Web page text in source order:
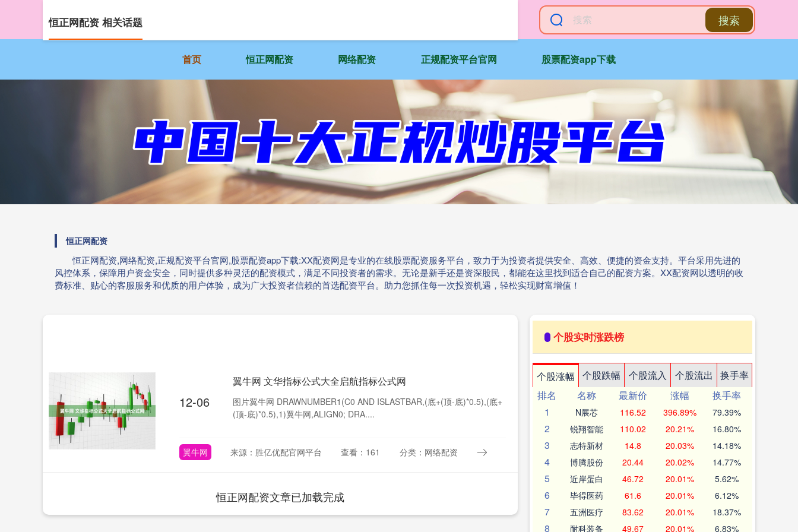
搜索
首页 恒正网配资 网络配资 正规配资平台官网 股票配资app下载
恒正网配资
恒正网配资,网络配资,正规配资平台官网,股票配资app下载:XX配资网是专业的在线股票配资服务平台，致力于为投资者提供安全、高效、便捷的资金支持。平台采用先进的
风控体系，保障用户资金安全，同时提供多种灵活的配资模式，满足不同投资者的需求。无论是新手还是资深股民，都能在这里找到适合自己的配资方案。XX配资网以透明的收
费标准、贴心的客服服务和优质的用户体验，成为广大投资者信赖的首选配资平台。助力您抓住每一次投资机遇，轻松实现财富增值！
恒正网配资 相关话题
12-06
翼牛网 文华指标公式大全启航指标公式网
图片翼牛网 DRAWNUMBER1(C0 AND ISLASTBAR,(底+(顶-底)*0.5),(底+
(顶-底)*0.5),1)翼牛网,ALIGN0; DRA....
翼牛网 来源：胜亿优配官网平台 查看：161 分类：网络配资
恒正网配资文章已加载完成
个股实时涨跌榜
个股涨幅 个股跌幅 个股流入 个股流出
换手率
排名
名称 最新价 涨幅
换手率
1
N展芯 116.52 396.89% 79.39%
2 锐翔智能 110.02 20.21% 16.80%
3 志特新材 14.8 20.03% 14.18%
4 博腾股份 20.44 20.02% 14.77%
5 近岸蛋白 46.72 20.01% 5.62%
6 毕得医药 61.6 20.01% 6.12%
7 五洲医疗 83.62 20.01% 18.37%
8 耐科装备 49.67 20.01% 6.83%